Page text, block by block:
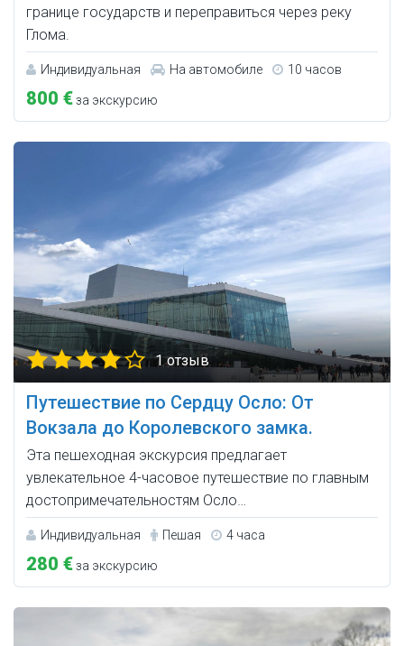
границе государств и переправиться через реку
Глома.
Индивидуальная На автомобиле 10 часов
800 €за экскурсию
1 отзыв
Путешествие по Сердцу Осло: От
Вокзала до Королевского замка.
Эта пешеходная экскурсия предлагает
увлекательное 4-часовое путешествие по главным
достопримечательностям Осло…
Индивидуальная Пешая 4 часа
280 €за экскурсию